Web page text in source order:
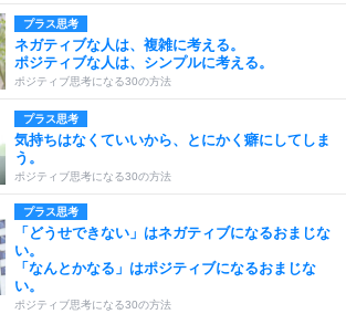
プラス思考
ネガティブな人は、複雑に考える。
ポジティブな人は、シンプルに考える。
ポジティブ思考になる30の方法
プラス思考
気持ちはなくていいから、とにかく癖にしてしま
う。
ポジティブ思考になる30の方法
プラス思考
「どうせできない」はネガティブになるおまじな
い。
「なんとかなる」はポジティブになるおまじな
い。
ポジティブ思考になる30の方法